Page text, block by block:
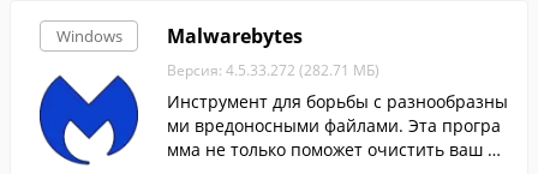
Windows Malwarebytes
Версия: 4.5.33.272 (282.71 МБ)
Инструмент для борьбы с разнообразны
ми вредоносными файлами. Эта програ
мма не только поможет очистить ваш П